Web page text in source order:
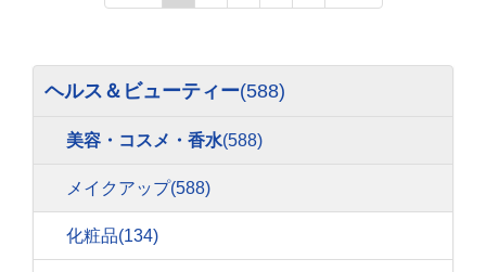
ヘルス＆ビューティー(588)
美容・コスメ・香水(588)
メイクアップ(588)
化粧品(134)